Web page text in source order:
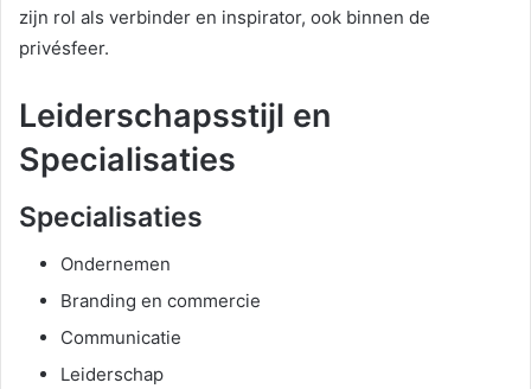
zijn rol als verbinder en inspirator, ook binnen de
privésfeer.
Leiderschapsstijl en
Specialisaties
Specialisaties
Ondernemen
Branding en commercie
Communicatie
Leiderschap